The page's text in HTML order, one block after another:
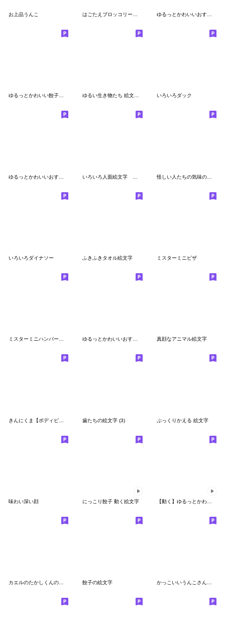
お上品うんこ ゆるっとかわいいおすもうさん絵文字2
ゆるっとかわいい餃子くん絵文字 ゆるい生き物たち 絵文字 ７ いろいろダック
怪しい人たちの気味の悪い絵文字
いろいろダイナソー ふきふきタオル絵文字 ミスターミニピザ
ミスターミニハンバーガー ゆるっとかわいいおすもうさん絵文字 真顔なアニマル絵文字
歯たちの絵文字 (3) ぷっくりかえる 絵文字
味わい深い顔 にっこり餃子 動く絵文字 【動く】ゆるっとかわいいおすもうさん
カエルのたかしくんの絵文字 餃子の絵文字 かっこいいうんこさんの絵文字